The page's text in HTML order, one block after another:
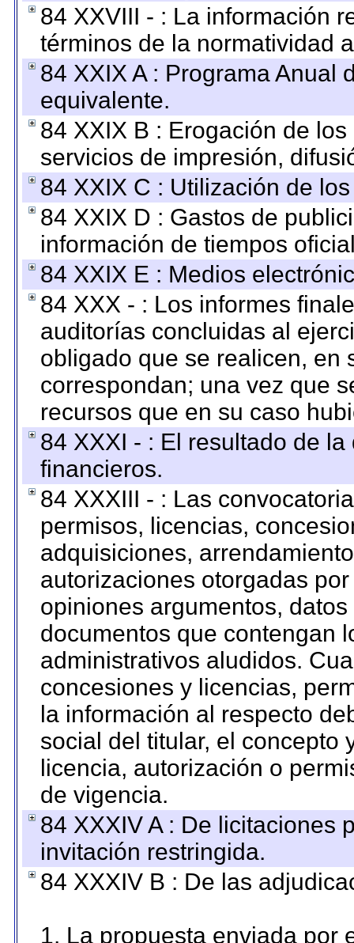
84 XXVIII - : La información
términos de la normatividad
84 XXIX A : Programa Anual
equivalente.
84 XXIX B : Erogación de
servicios de impresión,
84 XXIX C : Utilización de
84 XXIX D : Gastos de
información de tiempos
84 XXIX E : Medios
84 XXX - : Los informes
auditorías concluidas al
obligado que se realicen, en
correspondan; una vez que
recursos que en su caso
84 XXXI - : El resultado de
financieros.
84 XXXIII - : Las
permisos, licencias,
adquisiciones,
autorizaciones otorgadas
opiniones argumentos,
documentos que contengan
administrativos aludidos.
concesiones y licencias,
la información al respecto
social del titular, el concepto
licencia, autorización o
de vigencia.
84 XXXIV A : De licitaciones
invitación restringida.
84 XXXIV B : De las
1. La propuesta enviada por